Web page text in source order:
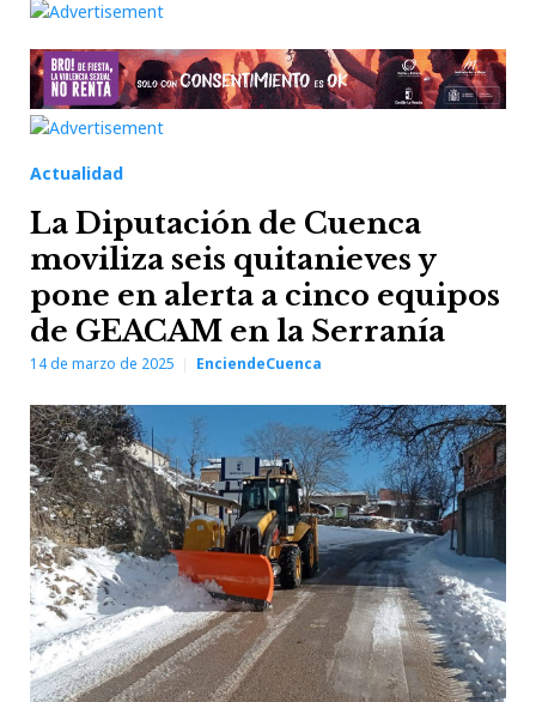
Actualidad
La Diputación de Cuenca
moviliza seis quitanieves y
pone en alerta a cinco equipos
de GEACAM en la Serranía
14 de marzo de 2025 EnciendeCuenca